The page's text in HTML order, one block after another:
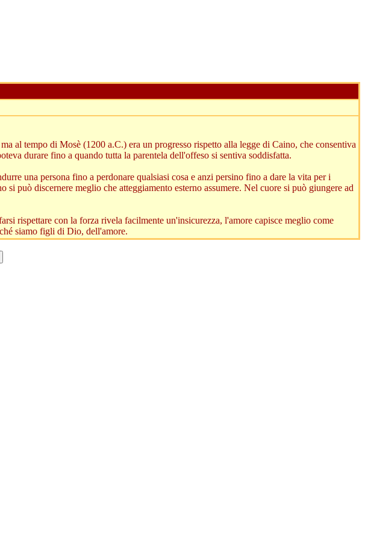
al tempo di Mosè (1200 a.C.) era un progresso rispetto alla legge di Caino, che consentiva
durare fino a quando tutta la parentela dell'offeso si sentiva soddisfatta.
una persona fino a perdonare qualsiasi cosa e anzi persino fino a dare la vita per i
può discernere meglio che atteggiamento esterno assumere. Nel cuore si può giungere ad
rispettare con la forza rivela facilmente un'insicurezza, l'amore capisce meglio come
siamo figli di Dio, dell'amore.